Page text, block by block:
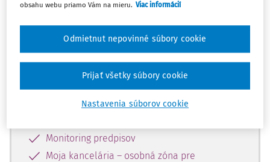
obsahu a získajte prístup na 10 dní
zdarma, stačí sa len zaregistrovať.
Vďaka registrácii získate prístup aj k
vybranému obsahu:
Monitoring predpisov
Moja kancelária – osobná zóna pre
obsahu webu priamo Vám na mieru. Viac informácií
Nastavenia súborov cookie
Odmietnut nepovinné súbory cookie
Prijať všetky súbory cookie